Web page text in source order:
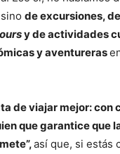
de excursiones,
y de actividades
y aventureras
de viajar mejor: con
que garantice que
así que, si estás